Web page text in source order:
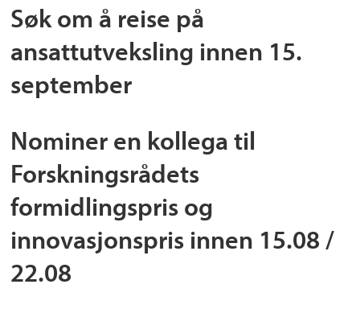
Søk om å reise på
ansattutveksling innen 15.
september
Nominer en kollega til
Forskningsrådets
formidlingspris og
innovasjonspris innen 15.08 /
22.08